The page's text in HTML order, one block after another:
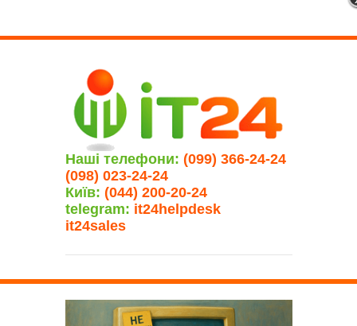
Наші телефони: (099) 366-24-24
(098) 023-24-24
Київ: (044) 200-20-24
telegram: it24helpdesk
it24sales